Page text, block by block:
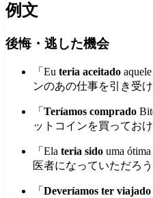
例文
後悔・逃した機会
「Eu teria aceitado
ンのあの仕事を引き受
「 Teríamos comprado
ットコインを買っておけ
「Ela teria sido uma
医者になっていただろう
「 Deveríamos ter viajado